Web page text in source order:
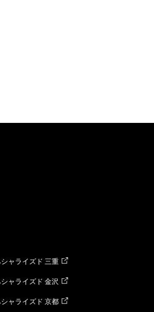
ャライズド 三重
ャライズド 金沢
ャライズド 京都